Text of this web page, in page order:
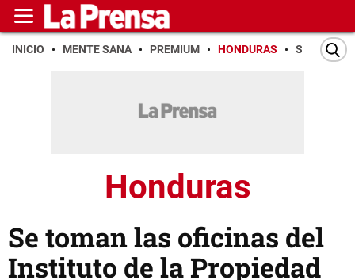
INICIO MENTE SANA PREMIUM HONDURAS SAN PEDRO
Honduras
Se toman las oficinas del
Instituto de la Propiedad